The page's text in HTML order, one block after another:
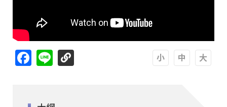
Facebook
Line